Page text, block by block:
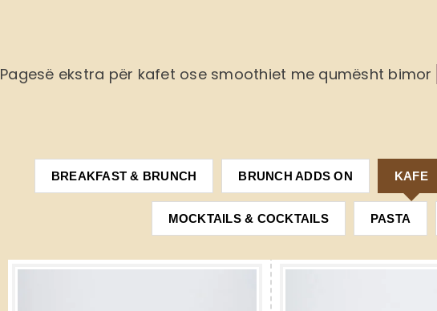
Pagesë ekstra për kafet ose smoothiet me qumësht bimor
BREAKFAST & BRUNCH BRUNCH ADDS ON KAFE
MOCKTAILS & COCKTAILS PASTA